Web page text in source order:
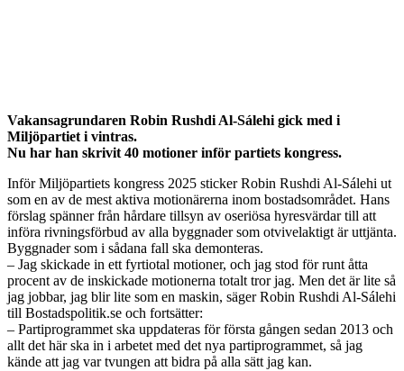
Vakansagrundaren Robin Rushdi Al-Sálehi gick med i
Miljöpartiet i vintras.
Nu har han skrivit 40 motioner inför partiets kongress.
Inför Miljöpartiets kongress 2025 sticker Robin Rushdi Al-Sálehi ut
som en av de mest aktiva motionärerna inom bostadsområdet. Hans
förslag spänner från hårdare tillsyn av oseriösa hyresvärdar till att
införa rivningsförbud av alla byggnader som otvivelaktigt är uttjänta.
Byggnader som i sådana fall ska demonteras.
– Jag skickade in ett fyrtiotal motioner, och jag stod för runt åtta
procent av de inskickade motionerna totalt tror jag. Men det är lite så
jag jobbar, jag blir lite som en maskin, säger Robin Rushdi Al-Sálehi
till Bostadspolitik.se och fortsätter:
– Partiprogrammet ska uppdateras för första gången sedan 2013 och
allt det här ska in i arbetet med det nya partiprogrammet, så jag
kände att jag var tvungen att bidra på alla sätt jag kan.